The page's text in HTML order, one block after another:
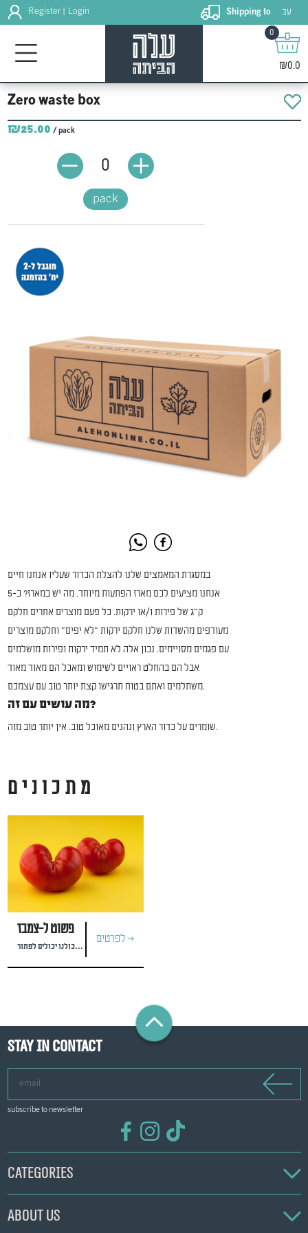
Register Login Shipping to
עב
0
₪0.0
Zero waste box
₪25.00 / pack
pack
0
במסגרת המאמצים שלנו להצלת הכדור שעליו אנחנו חיים
אנחנו מציעים לכם מארז הפתעות מיוחד. מה יש במארז? כ-5
ק"ג של פירות ו/או ירקות. כל פעם מוצרים אחרים חלקם
מעודפים מהשדות שלנו חלקם ירקות "לא יפים" וחלקם מוצרים
עם פגמים מסויימים. נכון אלה לא תמיד ירקות ופירות מושלמים
אבל הם בהחלט ראויים לשימוש ומאכל הם מאוד מאוד
משתלמים ואתם בטוח תרגישו קצת יותר טוב עם עצמכם.
מה עושים עם זה?
שומרים על כדור הארץ ונהנים מאוכל טוב. אין יותר טוב מזה.
מתכונים
פשוט ל-צמבז
בזבוז מזון: האתגר הסביבתי שכולנו יכולים לפתור
לפרטים >
Stay in contact
subscribe to newsletter
Categories
About us